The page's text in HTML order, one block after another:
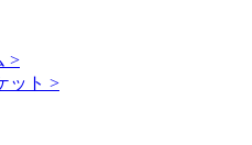
>
ット >